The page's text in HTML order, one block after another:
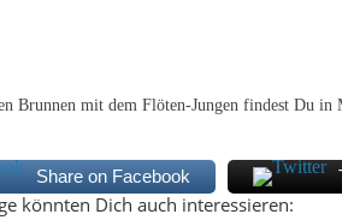
Brunnen mit dem Flöten-Jungen findest Du in
Share on Facebook
könnten Dich auch interessieren: